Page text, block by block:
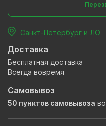
Санкт-Петербург и ЛО
Доставка
Бесплатная доставка
Всегда вовремя
Самовывоз
50 пунктов самовывоза